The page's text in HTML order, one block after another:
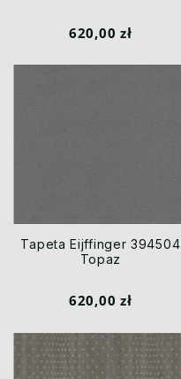
620,00 zł
Tapeta Eijffinger 394504
Topaz
620,00 zł